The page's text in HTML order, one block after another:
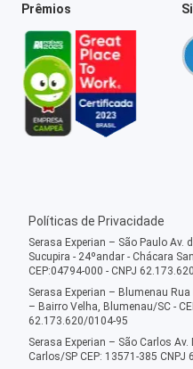
Prêmios
Políticas de Privacidade
Serasa Experian – São Paulo Av.
Sucupira - 24ºandar - Chácara
CEP:04794-000 - CNPJ
Serasa Experian – Blumenau
– Bairro Velha, Blumenau/SC -
62.173.620/0104-95
Serasa Experian – São Carlos
Carlos/SP CEP: 13571-385